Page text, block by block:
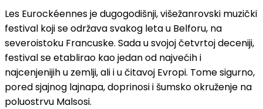
Les Eurockéennes je dugogodišnji, višežanrovski muzički
festival koji se održava svakog leta u Belforu, na
severoistoku Francuske. Sada u svojoj četvrtoj deceniji,
festival se etablirao kao jedan od najvećih i
najcenjenijih u zemlji, ali i u čitavoj Evropi. Tome sigurno,
pored sjajnog lajnapa, doprinosi i šumsko okruženje na
poluostrvu Malsosi.